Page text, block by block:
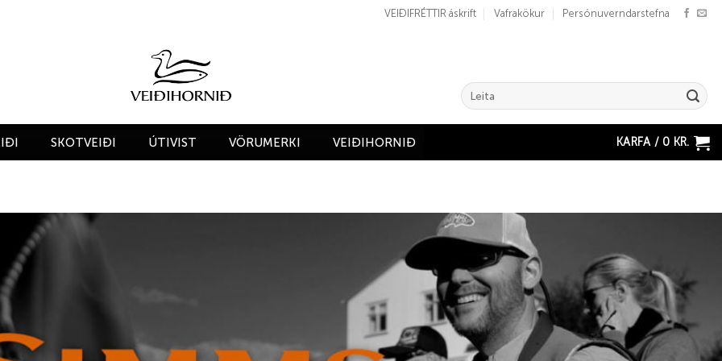
VEIÐIFRÉTTIR áskrift Vafrakökur Persónuverndarstefna
Search
for:
SKOTVEIÐI ÚTIVIST VÖRUMERKI VEIÐIHORNIÐ KARFA / 0 KR.